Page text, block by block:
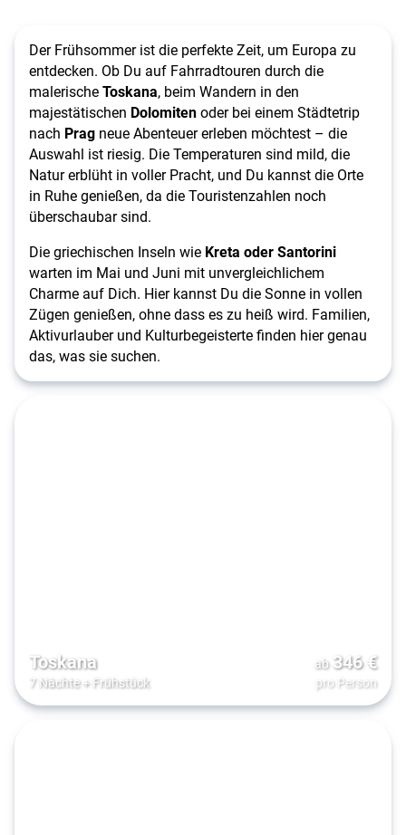
Der Frühsommer ist die perfekte Zeit, um Europa zu
entdecken. Ob Du auf Fahrradtouren durch die
malerischeToskana, beim Wandern in den
majestätischen Dolomitenoder bei einem Städtetrip
nach Prag neue Abenteuer erleben möchtest – die
Auswahl ist riesig. Die Temperaturen sind mild, die
Natur erblüht in voller Pracht, und Du kannst die Orte
in Ruhe genießen, da die Touristenzahlen noch
überschaubar sind.
Die griechischen Inseln wie Kreta oder Santorini
warten im Mai und Juni mit unvergleichlichem
Charme auf Dich. Hier kannst Du die Sonne in vollen
Zügen genießen, ohne dass es zu heiß wird. Familien,
Aktivurlauber und Kulturbegeisterte finden hier genau
das, was sie suchen.
Toskana
7 Nächte+ Frühstück
ab 346€
pro Person